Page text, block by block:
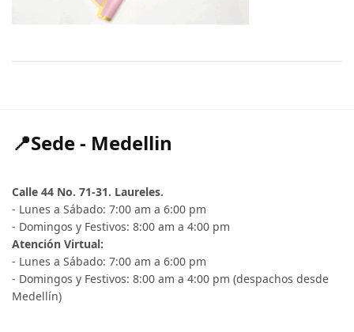
📍Sede - Medellin
Calle 44 No. 71-31. Laureles.
- Lunes a Sábado: 7:00 am a 6:00 pm
- Domingos y Festivos: 8:00 am a 4:00 pm
Atención Virtual:
- Lunes a Sábado: 7:00 am a 6:00 pm
- Domingos y Festivos: 8:00 am a 4:00 pm (despachos desde
Medellín)